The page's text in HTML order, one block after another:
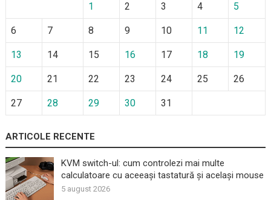
1 2 3 4 5
6 7 8 9 10 11 12
13 14 15 16 17 18 19
20 21 22 23 24 25 26
27 28 29 30 31
ARTICOLE RECENTE
KVM switch-ul: cum controlezi mai multe
calculatoare cu aceeași tastatură și același mouse
5 august 2026